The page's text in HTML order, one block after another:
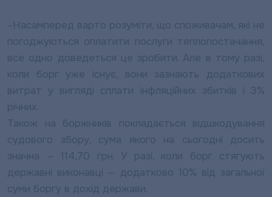
–Насамперед варто розуміти, що споживачам, які не
погоджуються оплатити послуги теплопостачання,
все одно доведеться це зробити. Але в тому разі,
коли борг уже існує, вони зазнають додаткових
витрат у вигляді сплати інфляційних збитків і 3%
річних.
Також на боржників покладається відшкодування
судового збору, сума якого на сьогодні досить
значна — 114,70 грн. У разі, коли борг стягують
державні виконавці — додатково 10% від загальної
суми боргу в дохід держави.